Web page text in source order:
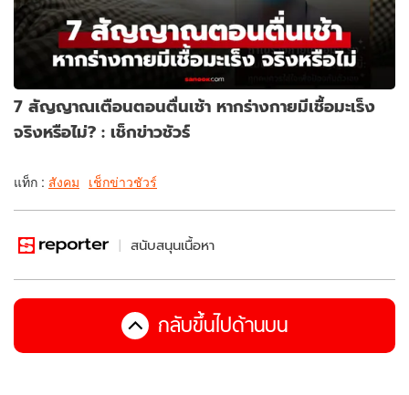
7 สัญญาณเตือนตอนตื่นเช้า หากร่างกายมีเชื้อมะเร็ง
จริงหรือไม่? : เช็กข่าวชัวร์
แท็ก : สังคม เช็กข่าวชัวร์
สนับสนุนเนื้อหา
กลับขึ้นไปด้านบน